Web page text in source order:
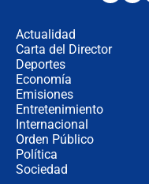
Actualidad
Carta del Director
Deportes
Economía
Emisiones
Entretenimiento
Internacional
Orden Público
Política
Sociedad